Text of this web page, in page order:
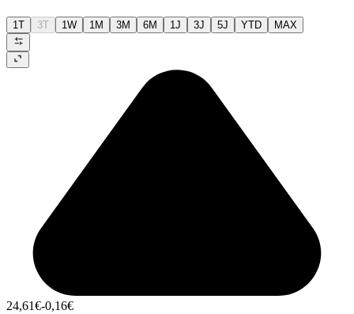
1T 3T 1W 1M 3M 6M 1J 3J 5J YTD MAX
24,61€-0,16€